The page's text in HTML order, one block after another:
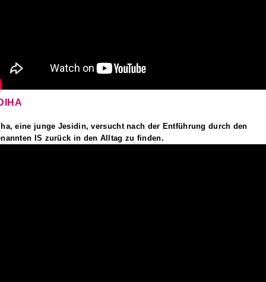
eine junge Jesidin, versucht nach der Entführung durch den
IS zurück in den Alltag zu finden.